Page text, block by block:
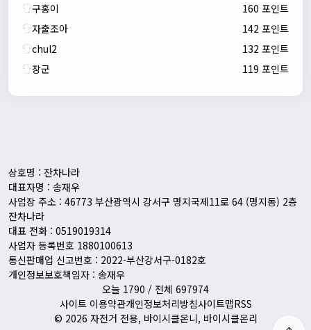
새해 복많이 받으세요!!
구홍이
160 포인트
자출조아
142 포인트
chul2
132 포인트
장군
119 포인트
상호명 : 잔차나라
대표자명 : 송재우
사업장 주소 : 46773 부산광역시 강서구 명지국제11로 64 (명지동) 2층
잔차나라
대표 전화 : 0519019314
사업자 등록번호 1880100613
통신판매업 신고번호 : 2022-부산강서구-0182호
개인정보보호책임자 : 송재우
오늘 1790 / 전체 697974
사이트 이용약관개인정보처리방침사이트맵RSS
© 2026 자전거 전용, 바이시클온니, 바이시클온리